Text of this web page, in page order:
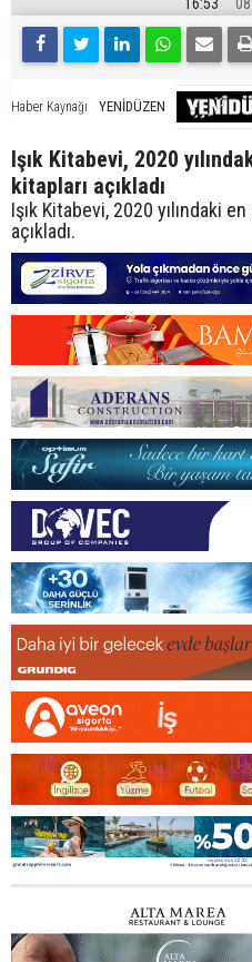
Haber Kaynağı YENİDÜZEN
Işık Kitabevi, 2020
kitapları açıkladı
Işık Kitabevi, 2020 yılındaki
açıkladı.